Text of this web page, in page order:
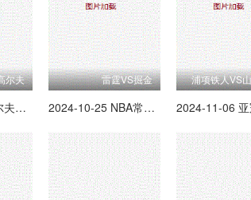
尔夫
2024-09-13 高尔夫尊中国室内公开赛 总决赛第一轮(二)
雷霆VS掘金
2024-10-25 NBA常规赛 雷霆VS掘金
浦项铁人VS